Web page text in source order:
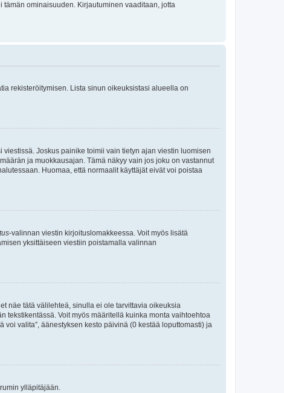
ominaisuuden. Kirjautuminen vaaditaan, jotta
rekisteröitymisen. Lista sinun oikeuksistasi alueella on
Joskus painike toimii vain tietyn ajan viestin luomisen
ja muokkausajan. Tämä näkyy vain jos joku on vastannut
Huomaa, että normaalit käyttäjät eivät voi poistaa
-valinnan viestin kirjoituslomakkeessa. Voit myös lisätä
yksittäiseen viestiin poistamalla valinnan
näe tätä välilehteä, sinulla ei ole tarvittavia oikeuksia
tekstikentässä. Voit myös määritellä kuinka monta vaihtoehtoa
valita”, äänestyksen kesto päivinä (0 kestää loputtomasti) ja
ylläpitäjään.